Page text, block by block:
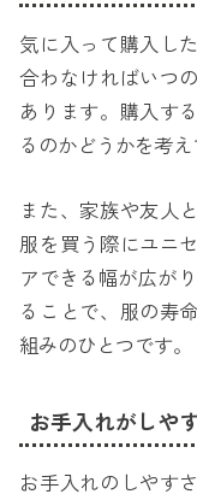
気に入って購入し
合わなければいつ
あります。購入す
るのかどうかを考
また、家族や友人
服を買う際にユニ
アできる幅が広が
ることで、服の寿
組みのひとつです。
お手入れがしや
お手入れのしやす